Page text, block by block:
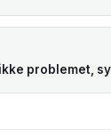
problemet,